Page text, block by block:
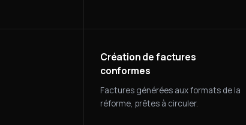
Création de factures
conformes
Factures générées aux formats de la
réforme, prêtes à circuler.